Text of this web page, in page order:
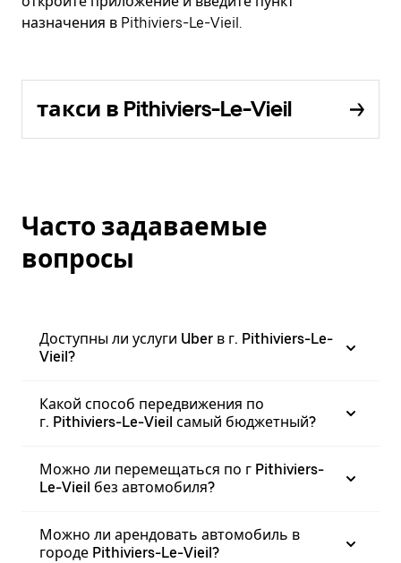
назначения в Pithiviers-Le-Vieil.
такси в Pithiviers-Le-Vieil
Часто задаваемые
вопросы
Доступны ли услуги Uber в г. Pithiviers-Le-
Vieil?
Какой способ передвижения по
г. Pithiviers-Le-Vieil самый бюджетный?
Можно ли перемещаться по г Pithiviers-
Le-Vieil без автомобиля?
Можно ли арендовать автомобиль в
городе Pithiviers-Le-Vieil?